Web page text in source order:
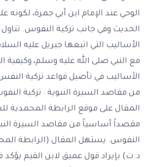
الوحي عند الإمام ابن أبي جمرة، لكونه
الأساليب التي اتبعها جبريل عليه
مع النبي صلى الله عليه وسلم، وكيفية
الأساليب في تأصيل قواعد تزكية النفس
من مقاصد السيرة النبوية : تزكية
المقال على موقع الرابطة المحمدية
مقصداً أساسياً من مقاصد السيرة
النفوس. يستهل المقال (الرابطة
د.ت) بإيراد قول عميق لابن القيم يؤكد